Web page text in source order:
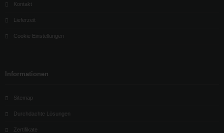
Kontakt
Lieferzeit
Cookie Einstellungen
Informationen
Sitemap
Durchdachte Lösungen
Zertifikate